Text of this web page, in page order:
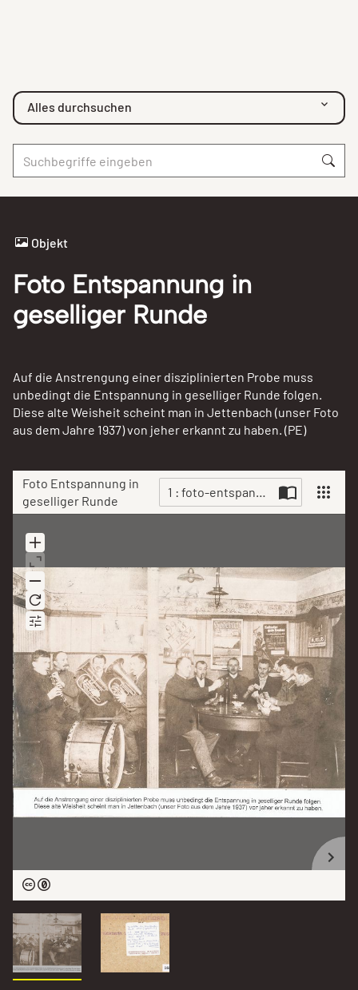
Alles durchsuchen
Foto Entspannung in
geselliger Runde
1 : foto-entspannung-in-
Scan
Objekt
Foto Entspannung in
geselliger Runde
Auf die Anstrengung einer disziplinierten Probe muss
unbedingt die Entspannung in geselliger Runde folgen.
Diese alte Weisheit scheint man in Jettenbach (unser Foto
aus dem Jahre 1937) von jeher erkannt zu haben. (PE)